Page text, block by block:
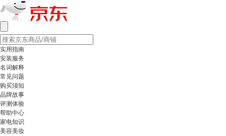
实用指南
安装服务
名词解释
常见问题
购买须知
品牌故事
评测体验
帮助中心
家电知识
美容美妆